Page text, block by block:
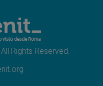
invisibles de una
Rights Reserved.